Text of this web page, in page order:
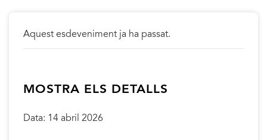
Aquest esdeveniment ja ha passat.
MOSTRA ELS DETALLS
Data: 14 abril 2026